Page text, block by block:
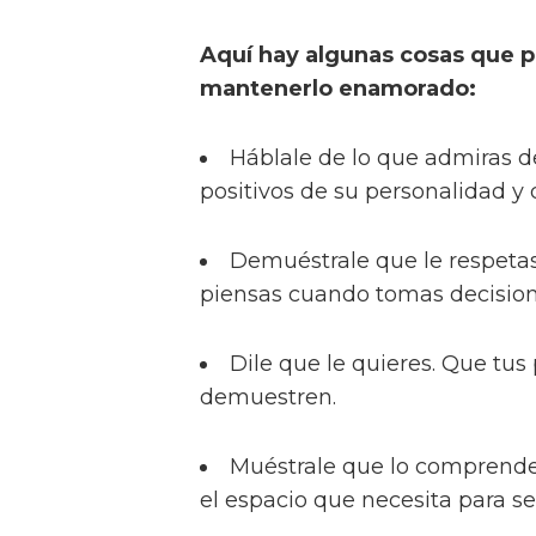
Aquí hay algunas cosas que
mantenerlo enamorado:
Háblale de lo que admiras
positivos de su personalidad y
Demuéstrale que le
piensas cuando tomas
Dile que le quieres. Que
demuestren.
Muéstrale que lo
el espacio que necesita para